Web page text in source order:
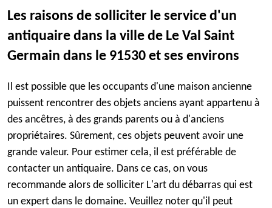
Les raisons de solliciter le service d'un
antiquaire dans la ville de Le Val Saint
Germain dans le 91530 et ses environs
Il est possible que les occupants d'une maison ancienne
puissent rencontrer des objets anciens ayant appartenu à
des ancêtres, à des grands parents ou à d'anciens
propriétaires. Sûrement, ces objets peuvent avoir une
grande valeur. Pour estimer cela, il est préférable de
contacter un antiquaire. Dans ce cas, on vous
recommande alors de solliciter L'art du débarras qui est
un expert dans le domaine. Veuillez noter qu'il peut